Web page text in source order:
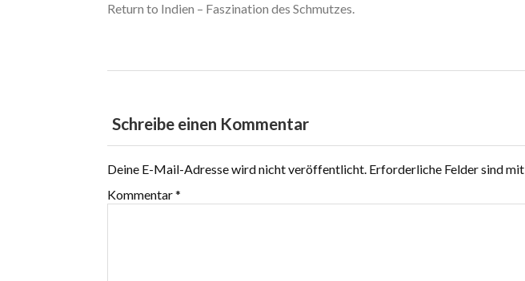
Return to Indien – Faszination des Schmutzes.
Schreibe einen Kommentar
Deine E-Mail-Adresse wird nicht veröffentlicht. Erforderliche Felder sind mit
Kommentar*